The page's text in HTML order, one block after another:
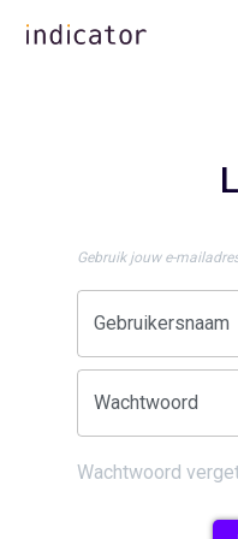
Gebruik jouw e-
Gebruikersnaam
Wachtwoord
Wachtwoord